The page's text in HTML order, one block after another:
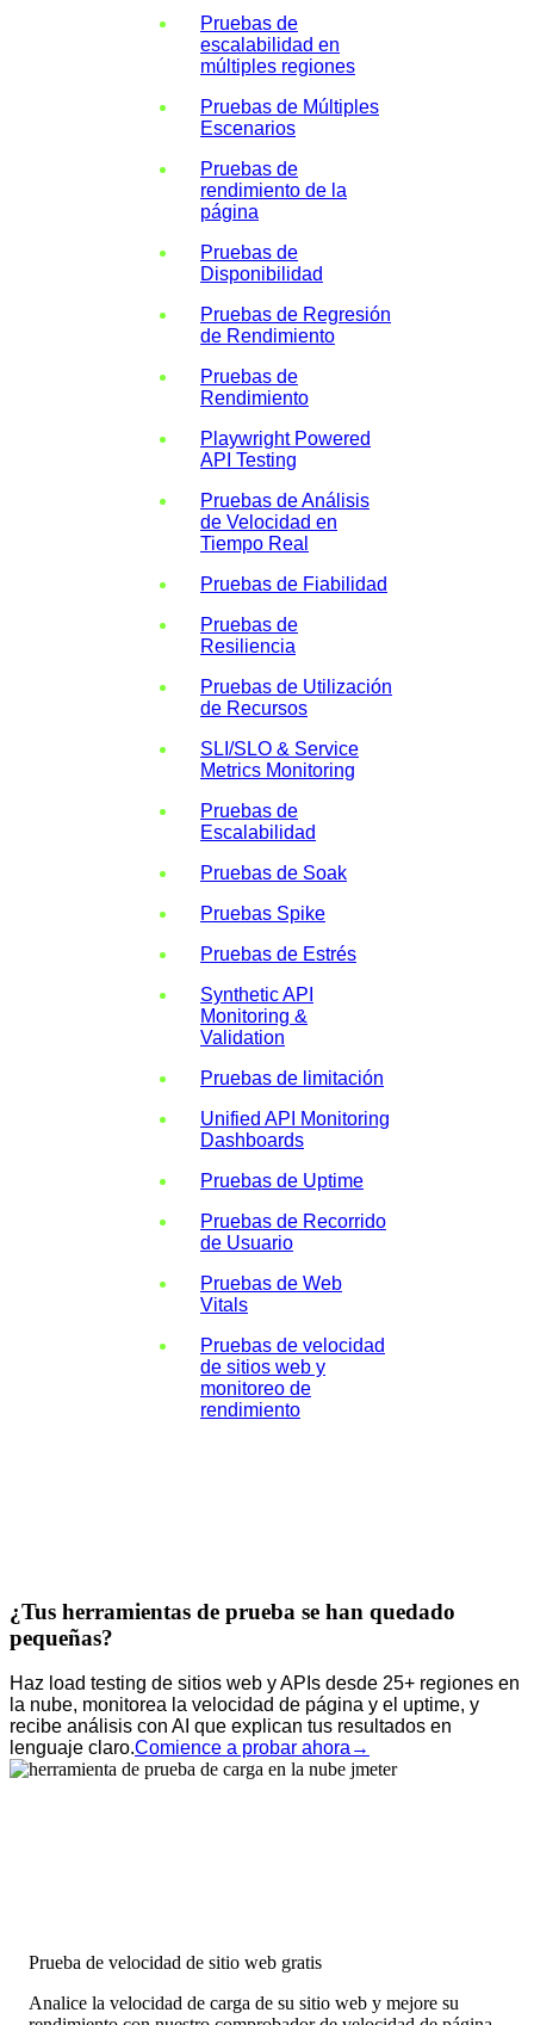
Pruebas de
escalabilidad en
múltiples regiones
Pruebas de Múltiples
Escenarios
Pruebas de
rendimiento de la
página
Pruebas de
Disponibilidad
Pruebas de Regresión
de Rendimiento
Pruebas de
Rendimiento
Playwright Powered
API Testing
Pruebas de Análisis
de Velocidad en
Tiempo Real
Pruebas de Fiabilidad
Pruebas de
Resiliencia
Pruebas de Utilización
de Recursos
SLI/SLO & Service
Metrics Monitoring
Pruebas de
Escalabilidad
Pruebas de Soak
Pruebas Spike
Pruebas de Estrés
Synthetic API
Monitoring &
Validation
Pruebas de limitación
Unified API Monitoring
Dashboards
Pruebas de Uptime
Pruebas de Recorrido
de Usuario
Pruebas de Web
Vitals
Pruebas de velocidad
de sitios web y
monitoreo de
rendimiento
¿Tus herramientas de prueba se han quedado
pequeñas?
Haz load testing de sitios web y APIs desde 25+ regiones en
la nube, monitorea la velocidad de página y el uptime, y
recibe análisis con AI que explican tus resultados en
lenguaje claro.Comience a probar ahora →
Prueba de velocidad de sitio web gratis
Analice la velocidad de carga de su sitio web y mejore su